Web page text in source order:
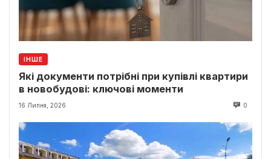
ІНШЕ
Які документи потрібні при купівлі квартири
в новобудові: ключові моменти
16 Липня, 2026 0